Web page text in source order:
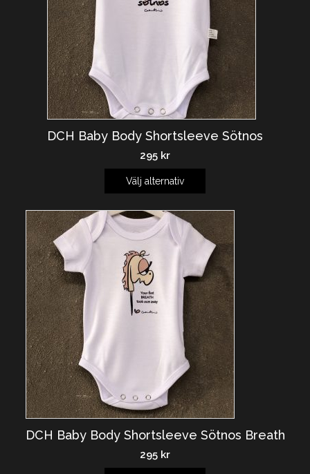
DCH Baby Body Shortsleeve Sötnos
295 kr
Välj alternativ
DCH Baby Body Shortsleeve Sötnos Breath
295 kr